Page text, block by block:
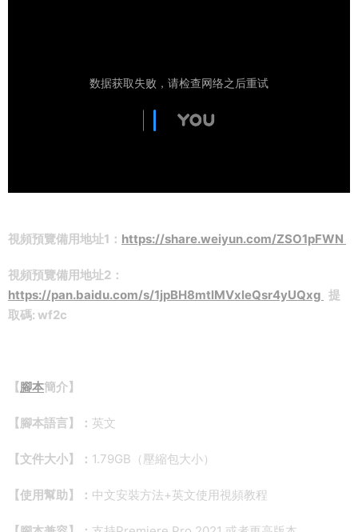
視頻預覽備用地址1： https://share.weiyun.com/ZSO1pFWN
視頻預覽備用地址2：
https://pan.baidu.com/s/1jpBH8mtlMVxleQsr4yUQxg 提
取碼: wf2c
【腳本簡介】
【腳本語言】： 英文
【文件大小】： 1.79GB（壓縮包大小）
【使用幫助】： 中文安裝方法+英文使用視頻教程